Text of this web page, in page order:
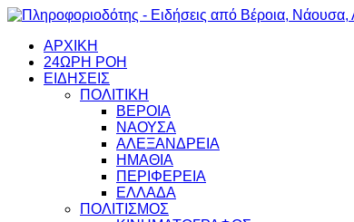
ΑΡΧΙΚΗ
24ΩΡΗ ΡΟΗ
ΕΙΔΗΣΕΙΣ
ΠΟΛΙΤΙΚΗ
ΒΕΡΟΙΑ
ΝΑΟΥΣΑ
ΑΛΕΞΑΝΔΡΕΙΑ
ΗΜΑΘΙΑ
ΠΕΡΙΦΕΡΕΙΑ
ΕΛΛΑΔΑ
ΠΟΛΙΤΙΣΜΟΣ